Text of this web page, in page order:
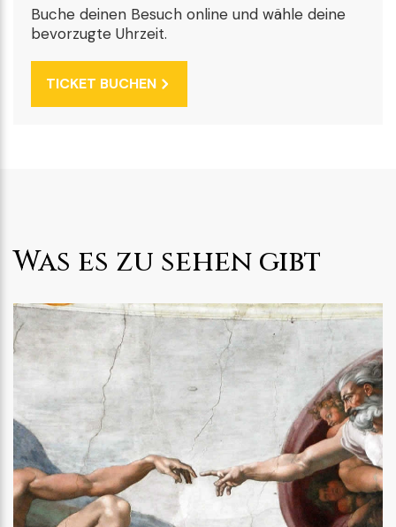
Buche deinen Besuch online und wähle deine
bevorzugte Uhrzeit.
TICKET BUCHEN
Was es zu sehen gibt